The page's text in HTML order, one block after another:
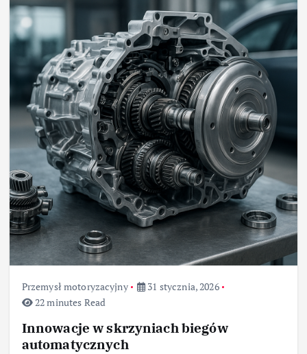
Przemysł motoryzacyjny
31 stycznia, 2026
22 minutes Read
Innowacje w skrzyniach biegów
automatycznych